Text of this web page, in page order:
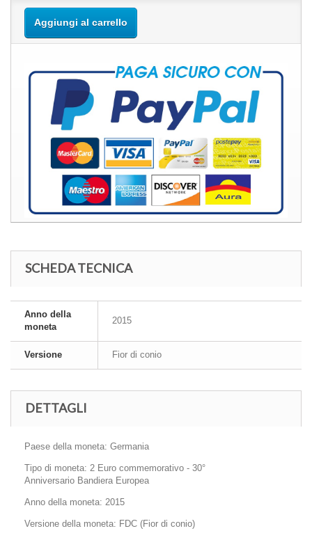
Aggiungi al carrello
SCHEDA TECNICA
Anno della
moneta
2015
Versione Fior di conio
DETTAGLI
Paese della moneta: Germania
Tipo di moneta: 2 Euro commemorativo - 30°
Anniversario Bandiera Europea
Anno della moneta: 2015
Versione della moneta: FDC (Fior di conio)